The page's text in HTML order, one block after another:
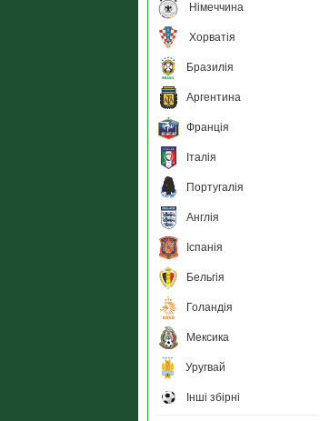
Німеччина
Хорватія
Бразилія
Аргентина
Франція
Італія
Португалія
Англія
Іспанія
Бельгія
Голандія
Мексика
Уругвай
Інші збірні